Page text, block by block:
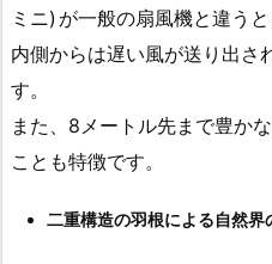
ミニ) が一般の扇風機と違う
内側からは遅い風が送り出さ
す。
また、8メートル先まで豊か
ことも特徴です。
二重構造の羽根による自然界